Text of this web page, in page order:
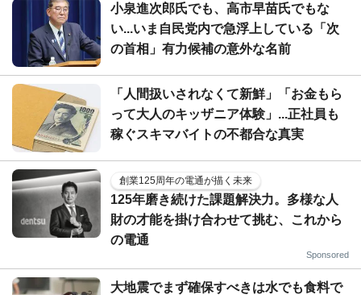
小泉進次郎氏でも、高市早苗氏でもな
い...いま自民党内で急浮上している「次
の首相」有力候補の意外な名前
「人間扱いされなくて新鮮」「お金もら
って大人のキッザニア体験」...正社員も
稼ぐスキマバイトの不都合な真実
創業125周年の電通が描く未来
125年磨き続けた課題解決力。多様な人
財の才能を掛け合わせて挑む、これから
の電通
Sponsored
大地震でまず確保すべきは水でも食料で